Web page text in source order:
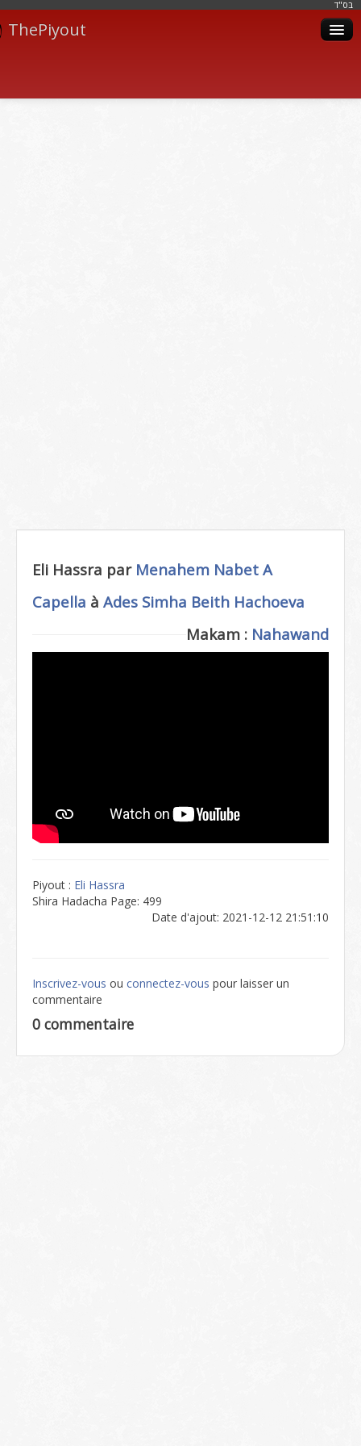
בּס"ד
ThePiyout
Eli Hassra par Menahem Nabet A
Capella à Ades Simha Beith Hachoeva
Makam : Nahawand
Piyout : Eli Hassra
Shira Hadacha Page: 499
Date d'ajout: 2021-12-12 21:51:10
Inscrivez-vous ou connectez-vous pour laisser un
commentaire
0 commentaire